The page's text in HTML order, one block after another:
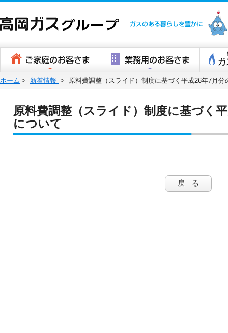
高岡ガスグ
ホーム > 新着情報 > 原料費調整（スライド）制度に基づく平成26年7月分
原料費調整（スライド）制度に基づく
について
戻 る